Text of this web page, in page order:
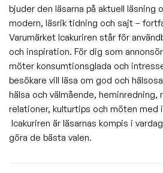
bjuder den läsarna på aktuell läsning
modern, läsrik tidning och sajt –
Varumärket Icakuriren står för
och inspiration. För dig som
möter konsumtionsglada och
besökare vill läsa om god och
hälsa och välmående, heminredning,
relationer, kulturtips och möten med
Ica­kuriren är läsarnas kompis i
göra de bästa valen.